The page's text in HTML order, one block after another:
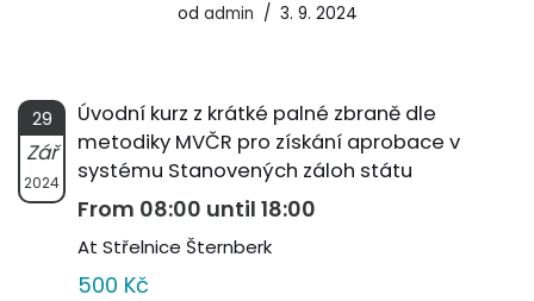
od admin 3. 9. 2024
29
Zář
2024
Úvodní kurz z krátké palné zbraně dle
metodiky MVČR pro získání aprobace v
systému Stanovených záloh státu
From 08:00 until 18:00
At Střelnice Šternberk
500 Kč